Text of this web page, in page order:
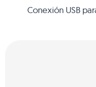
Conexión USB